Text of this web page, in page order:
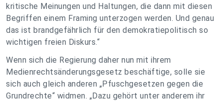
kritische Meinungen und Haltungen, die dann mit diesen
Begriffen einem Framing unterzogen werden. Und genau
das ist brandgefährlich für den demokratiepolitisch so
wichtigen freien Diskurs.“
Wenn sich die Regierung daher nun mit ihrem
Medienrechtsänderungsgesetz beschäftige, solle sie
sich auch gleich anderen „Pfuschgesetzen gegen die
Grundrechte“ widmen. „Dazu gehört unter anderem ihr